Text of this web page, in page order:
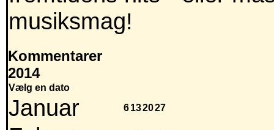
musiksmag!
Kommentarer
2014
Vælg en dato
Januar 6132027